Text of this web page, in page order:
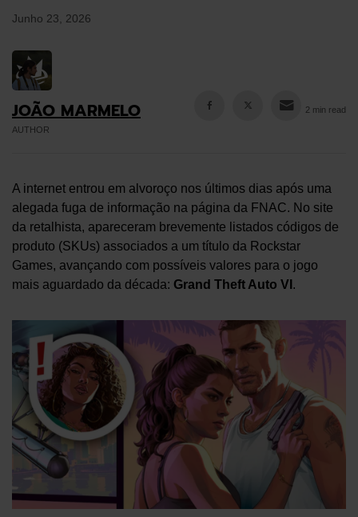
Junho 23, 2026
JOÃO MARMELO
AUTHOR
2 min read
A internet entrou em alvoroço nos últimos dias após uma
alegada fuga de informação na página da FNAC. No site
da retalhista, apareceram brevemente listados códigos de
produto (SKUs) associados a um título da Rockstar
Games, avançando com possíveis valores para o jogo
mais aguardado da década: Grand Theft Auto VI .